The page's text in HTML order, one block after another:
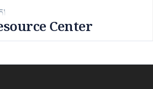
Center